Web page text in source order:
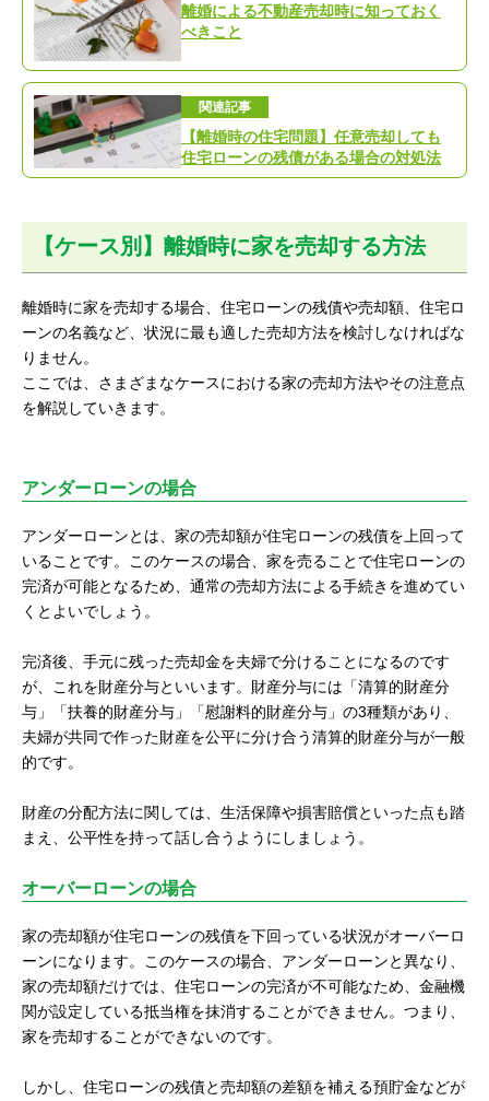
離婚による不動産売却時に知っておく
べきこと
関連記事
【離婚時の住宅問題】任意売却しても
住宅ローンの残債がある場合の対処法
【ケース別】離婚時に家を売却する方法
離婚時に家を売却する場合、住宅ローンの残債や売却額、住宅ロ
ーンの名義など、状況に最も適した売却方法を検討しなければな
りません。
ここでは、さまざまなケースにおける家の売却方法やその注意点
を解説していきます。
アンダーローンの場合
アンダーローンとは、家の売却額が住宅ローンの残債を上回って
いることです。このケースの場合、家を売ることで住宅ローンの
完済が可能となるため、通常の売却方法による手続きを進めてい
くとよいでしょう。
完済後、手元に残った売却金を夫婦で分けることになるのです
が、これを財産分与といいます。財産分与には「清算的財産分
与」「扶養的財産分与」「慰謝料的財産分与」の3種類があり、
夫婦が共同で作った財産を公平に分け合う清算的財産分与が一般
的です。
財産の分配方法に関しては、生活保障や損害賠償といった点も踏
まえ、公平性を持って話し合うようにしましょう。
オーバーローンの場合
家の売却額が住宅ローンの残債を下回っている状況がオーバーロ
ーンになります。このケースの場合、アンダーローンと異なり、
家の売却額だけでは、住宅ローンの完済が不可能なため、金融機
関が設定している抵当権を抹消することができません。つまり、
家を売却することができないのです。
しかし、住宅ローンの残債と売却額の差額を補える預貯金などが